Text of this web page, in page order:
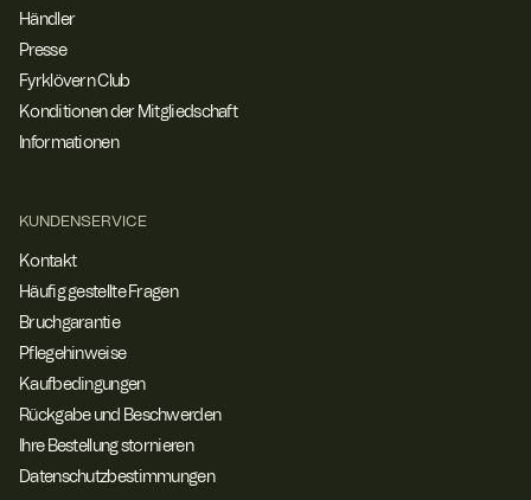
Händler
Presse
Fyrklövern Club
Konditionen der Mitgliedschaft
Informationen
KUNDENSERVICE
Kontakt
Häufig gestellte Fragen
Bruchgarantie
Pflegehinweise
Kaufbedingungen
Rückgabe und Beschwerden
Ihre Bestellung stornieren
Datenschutzbestimmungen